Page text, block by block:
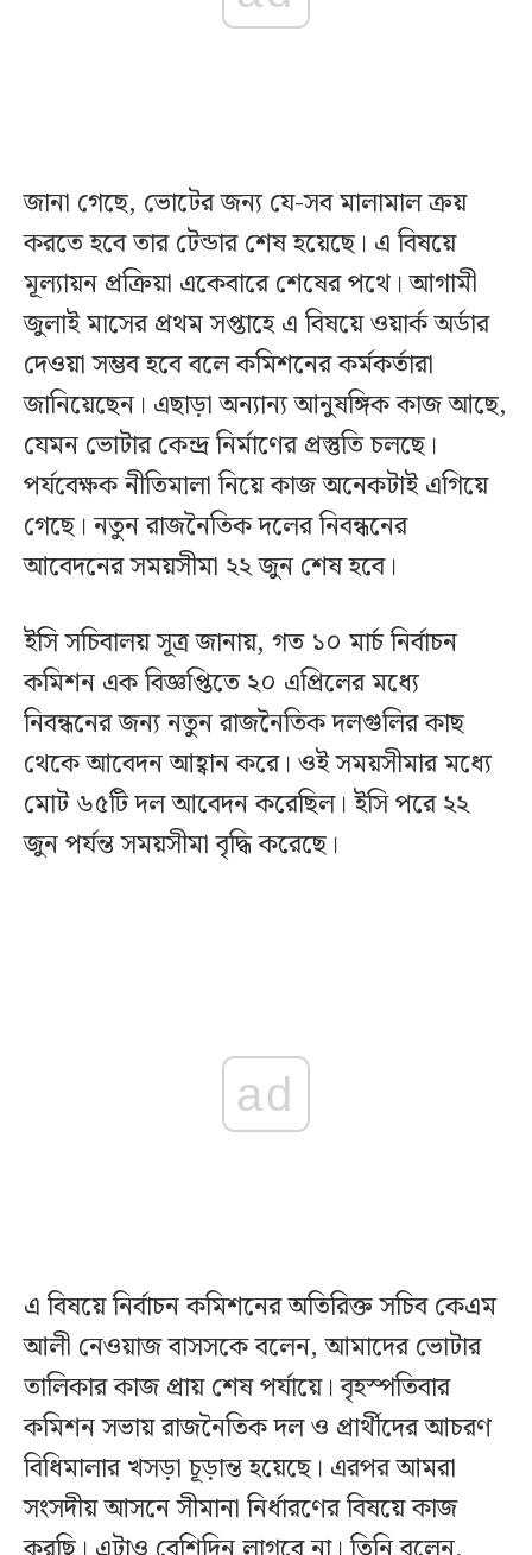
জানা গেছে, ভোটের জন্য যে-সব মালামাল ক্রয়
করতে হবে তার টেন্ডার শেষ হয়েছে। এ বিষয়ে
মূল্যায়ন প্রক্রিয়া একেবারে শেষের পথে। আগামী
জুলাই মাসের প্রথম সপ্তাহে এ বিষয়ে ওয়ার্ক অর্ডার
দেওয়া সম্ভব হবে বলে কমিশনের কর্মকর্তারা
জানিয়েছেন। এছাড়া অন্যান্য আনুষঙ্গিক কাজ আছে,
যেমন ভোটার কেন্দ্র নির্মাণের প্রস্তুতি চলছে।
পর্যবেক্ষক নীতিমালা নিয়ে কাজ অনেকটাই এগিয়ে
গেছে। নতুন রাজনৈতিক দলের নিবন্ধনের
আবেদনের সময়সীমা ২২ জুন শেষ হবে।
ইসি সচিবালয় সূত্র জানায়, গত ১০ মার্চ নির্বাচন
কমিশন এক বিজ্ঞপ্তিতে ২০ এপ্রিলের মধ্যে
নিবন্ধনের জন্য নতুন রাজনৈতিক দলগুলির কাছ
থেকে আবেদন আহ্বান করে। ওই সময়সীমার মধ্যে
মোট ৬৫টি দল আবেদন করেছিল। ইসি পরে ২২
জুন পর্যন্ত সময়সীমা বৃদ্ধি করেছে।
ad
এ বিষয়ে নির্বাচন কমিশনের অতিরিক্ত সচিব কেএম
আলী নেওয়াজ বাসসকে বলেন, আমাদের ভোটার
তালিকার কাজ প্রায় শেষ পর্যায়ে। বৃহস্পতিবার
কমিশন সভায় রাজনৈতিক দল ও প্রার্থীদের আচরণ
বিধিমালার খসড়া চূড়ান্ত হয়েছে। এরপর আমরা
সংসদীয় আসনে সীমানা নির্ধারণের বিষয়ে কাজ